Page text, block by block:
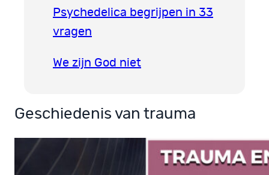
Psychedelica begrijpen in 33
vragen
We zijn God niet
Geschiedenis van trauma